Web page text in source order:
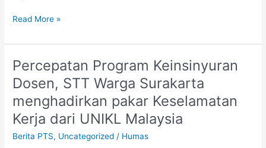
DOSEN
NEGERI
(PKKPT)
2023
Read More »
Percepatan Program Keinsinyuran
Dosen, STT Warga Surakarta
menghadirkan pakar Keselamatan
Kerja dari UNIKL Malaysia
Berita PTS, Uncategorized / Humas
Percepatan
Program
Keinsinyuran
Dosen,
STT
Warga
Surakarta